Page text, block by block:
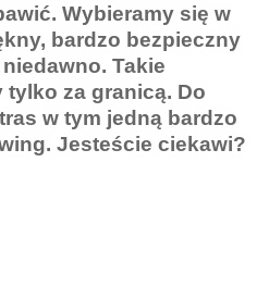
Wybieramy się w
bardzo bezpieczny
Takie
tylko za granicą. Do
w tym jedną bardzo
Jesteście ciekawi?